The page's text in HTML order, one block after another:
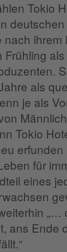
Tokio
nach
Frühling
als
je als
Tokio
für
eines
„…
ans Ende